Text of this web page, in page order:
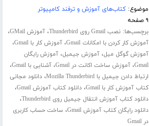
موضوع:کتاب‌های آموزش و ترفند کامپیوتر
۹ صفحه
برچسب‌ها:نصب Gmail روی Thunderbird ،آموزش GMail ،
آموزش کار کردن با امکانات Gmail ،آموزش کار با Gmail ،
آموزش گوگل میل،آموزش جیمیل،آموزش رایگان
Gmail،آموزش ساخت اکانت در Gmail ،آشنایی با Gmail ،
ارتباط دادن جیمیل با Mozilla Thunderbird ،دانلود مجانی
کتاب آموزش کار با Gmail
،دانلود کتاب آموزش Gmail ،
دانلود کتاب آموزش انتقال جیمیل روی Thunderbird ،
دانلود رایگان کتاب آموزش Gmail ، ساخت حساب کاربری
در Gmail